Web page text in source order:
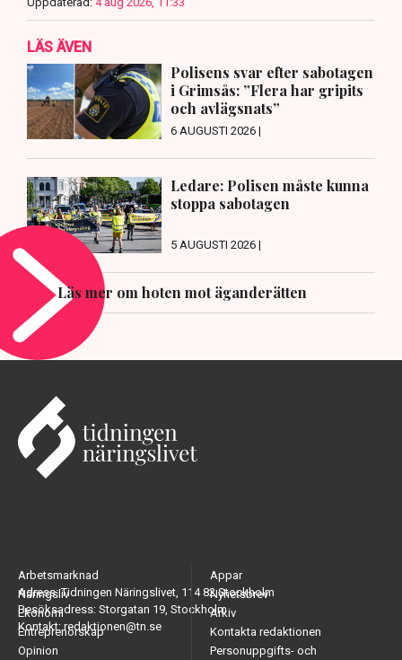
LÄS ÄVEN
Polisens svar efter sabotagen
i Grimsås: ”Flera har gripits
och avlägsnats”
6 AUGUSTI 2026 |
Ledare: Polisen måste kunna
stoppa sabotagen
5 AUGUSTI 2026 |
Läs mer om hoten mot äganderätten
Adress: Tidningen Näringslivet, 114 82 Stockholm
Besöksadress: Storgatan 19, Stockholm
Kontakt: redaktionen@tn.se
Arbetsmarknad
Näringsliv
Ekonomi
Entreprenörskap
Opinion
Appar
Nyhetsbrev
Arkiv
Kontakta redaktionen
Personuppgifts- och